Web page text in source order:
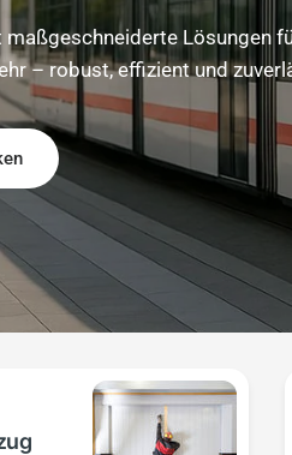
maßgeschneiderte Lösungen
– robust, effizient und